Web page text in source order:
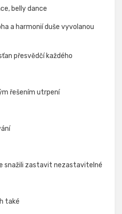
belly dance
a harmonií duše vyvolanou
přesvědčí každého
řešením utrpení
snažili zastavit nezastavitelné
také